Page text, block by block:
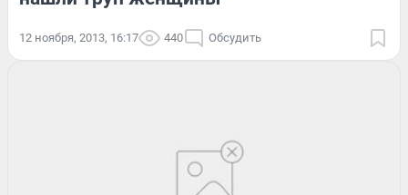
12 ноября, 2013, 16:17 440 Обсудить